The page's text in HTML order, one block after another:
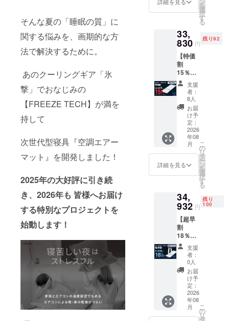
そんな夏の「睡眠の質」に
関する悩みを、画期的な方
法で解決するために。
あのクーリングギア「氷
撃」でおなじみの
【FREEZE TECH】が満を
持して
次世代型寝具『空調エアー
マット』を開発しました！
2025年の大好評に引き続
き、2026年も 皆様へお届け
する特別なプロジェクトを
始動します！
商品を買う
た喜びの刺
激を世界中
に届けてい
→13,32
0円（税
料込）
■内容
・
FREEZ
ETECH
氷撃マ
ルチ
ケッ
ト 1
セット
■リター
ン発送
スケ
ジュー
ルにつ
いて ・
リター
だいた
順に6月
から順
次発送
いたし
ます。
・但
し、ご
注文状
況、配
送状況
の都合
等によ
り到着
時期が
を
選
択
す
る
33,
830 円
残り92
【特価
割
15％OF
F】エ
アー
マット
特価割
15％OF
F 一般
販売価
39,800
円（税
込）
→33,83
0円（税
料込）
■内容
・
FREEZ
ETECH
氷撃空
調エ
アー
マッ
ト 1
セット
■リター
ン発送
スケ
ジュー
ルにつ
支援
者：
8人
お届
け予
定：
2026
年08
月
詳細を見る
こ
の
リ
タ
ー
ン
を
選
択
す
る
34,
932 円
残り
100
【超早
割
18％OF
F】ブラ
ンケッ
トセッ
ト超早
18％OF
F 一般
販売価
42,600
支援
者：
0人
お届
け予
定：
2026
年08
月
こ
の
リ